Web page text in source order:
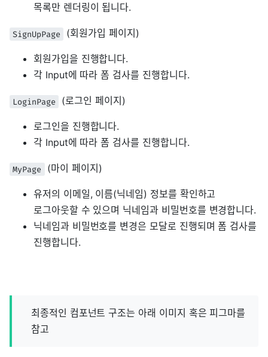
목록만 렌더링이 됩니다.
SignUpPage (회원가입 페이지)
회원가입을 진행합니다.
각 Input에 따라 폼 검사를 진행합니다.
LoginPage (로그인 페이지)
로그인을 진행합니다.
각 Input에 따라 폼 검사를 진행합니다.
MyPage (마이 페이지)
유저의 이메일, 이름(닉네임) 정보를 확인하고
로그아웃할 수 있으며 닉네임과 비밀번호를 변경합니다.
닉네임과 비밀번호를 변경은 모달로 진행되며 폼 검사를
진행합니다.
최종적인 컴포넌트 구조는 아래 이미지 혹은 피그마를
참고